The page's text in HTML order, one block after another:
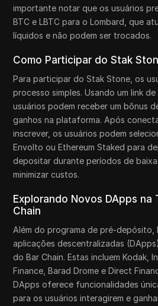
importante notar que os usuários
BTC e LBTC para o Lombard, que
líquidos e não podem ser trocados.
Como Participar do Stak
Para participar do Stak Stone, os
processo simples. Usando um link
usuários podem receber um bônus
ganhos na plataforma. Após
inscrever, os usuários podem
Envolto ou Ethereum Staked para
depositar durante períodos de
minimizar custos.
Explorando Novos DApps na
Chain
Além do programa de pré-depósito,
aplicações descentralizadas
do Bar Chain. Estas incluem Kodak,
Finance, Barad Drome e Direct
DApps oferece funcionalidades
para os usuários interagirem e